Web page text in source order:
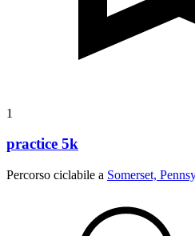
1
practice 5k
Percorso ciclabile a Somerset,